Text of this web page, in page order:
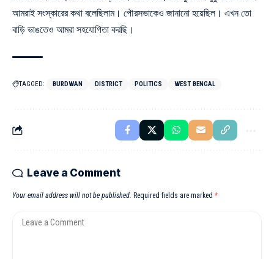
আমরাই সংস্কারের কথা বলেছিলাম। পৌরসভাকেও জানানো হয়েছিল। এখন তো
বাড়ি ভাঙতেও আমরা সহযোগিতা করছি।
TAGGED: BURDWAN DISTRICT POLITICS WEST BENGAL
Leave a Comment
Your email address will not be published. Required fields are marked *